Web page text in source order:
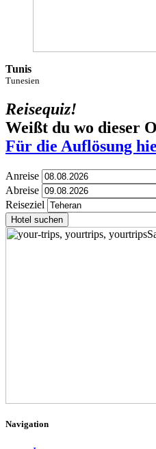
Tunis
Tunesien
Reisequiz!
Weißt du wo dieser
Für die Auflösung
Anreise
Abreise
Reiseziel
Hotel suchen
Navigation